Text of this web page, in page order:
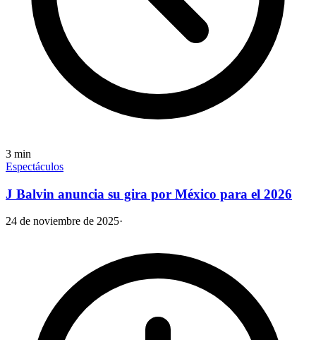
3 min
Espectáculos
J Balvin anuncia su gira por México para el 2026
24 de noviembre de 2025·